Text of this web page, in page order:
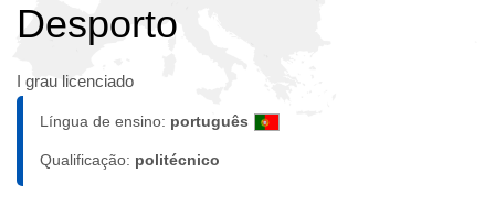
Desporto
I grau licenciado
Língua de ensino: português
Qualificação: politécnico